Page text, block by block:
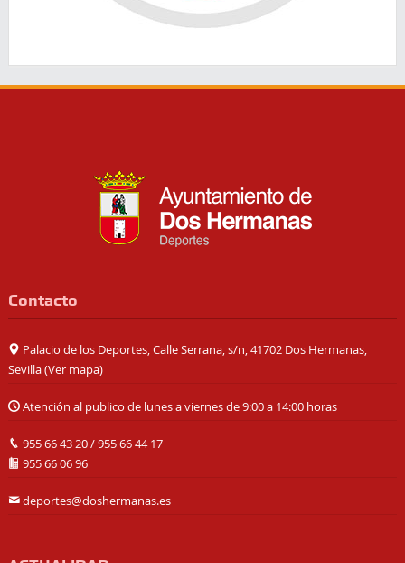
Contacto
Palacio de los Deportes, Calle Serrana, s/n, 41702 Dos Hermanas,
Sevilla (Ver mapa)
Atención al publico de lunes a viernes de 9:00 a 14:00 horas
955 66 43 20/955 66 44 17
955 66 06 96
deportes@doshermanas.es